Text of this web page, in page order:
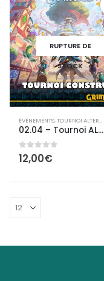
RUPTURE DE
STOCK
ÉVÈNEMENTS,TOURNOI ALTERED
02.04 – Tournoi ALTERED
0out of 5
12,00€